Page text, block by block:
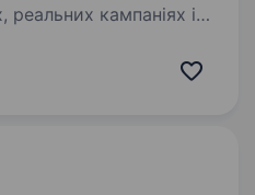
кампаніях і
— міжнародний